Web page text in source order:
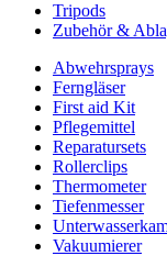
Tripods
Zubehör &
Abwehrsprays
Ferngläser
First aid Kit
Pflegemittel
Reparatursets
Rollerclips
Thermometer
Tiefenmesser
Vakuumierer